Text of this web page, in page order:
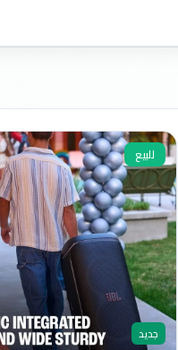
للبيع
جديد